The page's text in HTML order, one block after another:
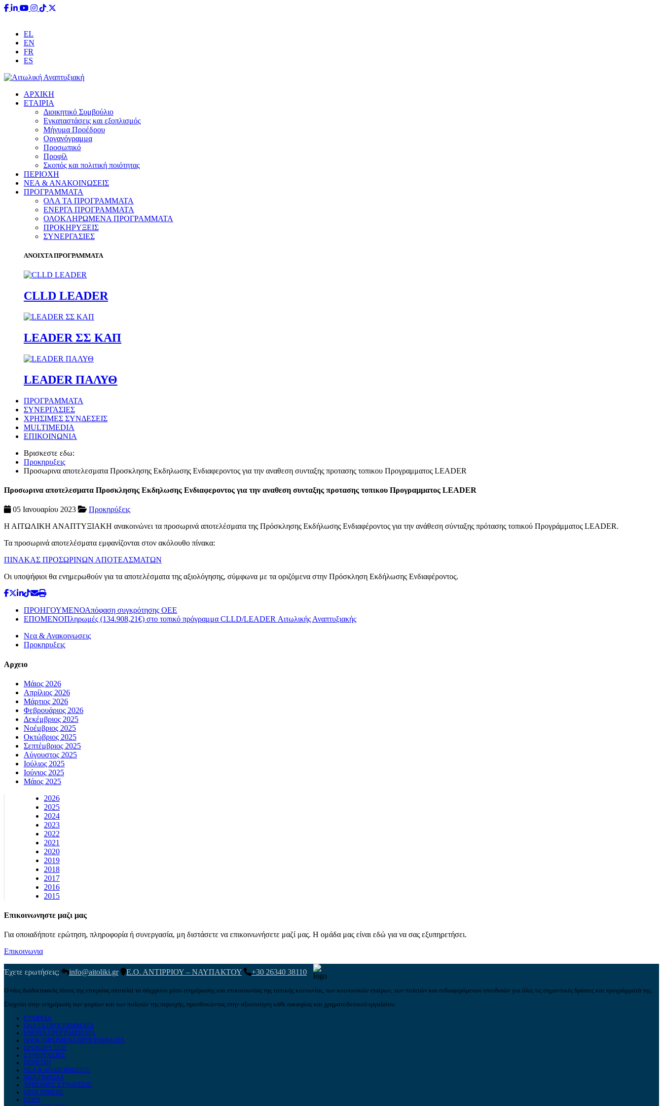
EL
EN
FR
ES
ΑΡΧΙΚΗ
ΕΤΑΙΡΙΑ
Διοικητικό Συμβούλιο
Εγκαταστάσεις και εξοπλισμός
Μήνυμα Προέδρου
Οργανόγραμμα
Προσωπικό
Προφίλ
Σκοπός και πολιτική ποιότητας
ΠΕΡΙΟΧΗ
ΝΕΑ & ΑΝΑΚΟΙΝΩΣΕΙΣ
ΠΡΟΓΡΑΜΜΑΤΑ
ΟΛΑ ΤΑ ΠΡΟΓΡΑΜΜΑΤΑ
ΕΝΕΡΓΑ ΠΡΟΓΡΑΜΜΑΤΑ
ΟΛΟΚΛΗΡΩΜΕΝΑ ΠΡΟΓΡΑΜΜΑΤΑ
ΠΡΟΚΗΡΥΞΕΙΣ
ΣΥΝΕΡΓΑΣΙΕΣ
ΑΝΟΙΧΤΑ ΠΡΟΓΡΑΜΜΑΤΑ
CLLD LEADER
LEADER ΣΣ ΚΑΠ
LEADER ΠΑΛΥΘ
ΠΡΟΓΡΑΜΜΑΤΑ
ΣΥΝΕΡΓΑΣΙΕΣ
ΧΡΗΣΙΜΕΣ ΣΥΝΔΕΣΕΙΣ
MULTIMEDIA
ΕΠΙΚΟΙΝΩΝΙΑ
Βρισκεστε εδω:
Προκηρυξεις
Προσωρινα αποτελεσματα Προσκλησης Εκδηλωσης Ενδιαφεροντος για την αναθεση συνταξης προτασης τοπικου Προγραμματος LEADER
Προσωρινα αποτελεσματα Προσκλησης Εκδηλωσης Ενδιαφεροντος για την αναθεση συνταξης προτασης τοπικου Προγραμματος LEADER
05 Ιανουαρίου 2023
Προκηρύξεις
Η ΑΙΤΩΛΙΚΗ ΑΝΑΠΤΥΞΙΑΚΗ ανακοινώνει τα προσωρινά αποτελέσματα της Πρόσκλησης Εκδήλωσης Ενδιαφέροντος για την ανάθεση σύνταξης πρότασης τοπικού Προγράμματος LEADER.
Τα προσωρινά αποτελέσματα εμφανίζονται στον ακόλουθο πίνακα:
ΠΙΝΑΚΑΣ ΠΡΟΣΩΡΙΝΩΝ ΑΠΟΤΕΛΣΜΑΤΩΝ
Οι υποψήφιοι θα ενημερωθούν για τα αποτελέσματα της αξιολόγησης, σύμφωνα με τα οριζόμενα στην Πρόσκληση Εκδήλωσης Ενδιαφέροντος.
ΠΡΟΗΓΟΥΜΕΝΟΑπόφαση συγκρότησης ΟΕΕ
ΕΠΟΜΕΝΟΠληρωμές (134.908,21€) στο τοπικό πρόγραμμα CLLD/LEADER Αιτωλικής Αναπτυξιακής
Νεα & Ανακοινωσεις
Προκηρυξεις
Αρχειο
Μάιος 2026
Απρίλιος 2026
Μάρτιος 2026
Φεβρουάριος 2026
Δεκέμβριος 2025
Νοέμβριος 2025
Οκτώβριος 2025
Σεπτέμβριος 2025
Αύγουστος 2025
Ιούλιος 2025
Ιούνιος 2025
Μάιος 2025
2026
2025
2024
2023
2022
2021
2020
2019
2018
2017
2016
2015
Επικοινωνηστε μαζι μας
Για οποιαδήποτε ερώτηση, πληροφορία ή συνεργασία, μη διστάσετε να επικοινωνήσετε μαζί μας. Η ομάδα μας είναι εδώ για να σας εξυπηρετήσει.
Επικοινωνια
Έχετε ερωτήσεις; info@aitoliki.gr Ε.Ο. ΑΝΤΙΡΡΙΟΥ – ΝΑΥΠΑΚΤΟΥ +30 26340 38110
Ο νέος διαδικτυακός τόπος της εταιρείας αποτελεί το σύγχρονο μέσο ενημέρωσης και επικοινωνίας της τοπικής κοινωνίας, των κοινωνικών εταίρων, των πολιτών και ενδιαφερόμενων επενδυτών για όλες τις σημαντικές δράσεις και προγράμματά της.
Στοχεύει στην ενημέρωση των φορέων και των πολιτών της περιοχής, προσδοκώντας στην αξιοποίηση κάθε ευκαιρίας και χρηματοδοτικού εργαλείου.
ΕΤΑΙΡΕΙΑ
ΟΛΑ ΤΑ ΠΡΟΓΡΑΜΜΑΤΑ
ΕΝΕΡΓΑ ΠΡΟΓΡΑΜΜΑΤΑ
ΟΛΟΚΛΗΡΩΜΕΝΑ ΠΡΟΓΡΑΜΜΑΤΑ
ΠΡΟΚΗΡΥΞΕΙΣ
ΣΥΝΕΡΓΑΣΙΕΣ
ΠΕΡΙΟΧΗ
ΝΕΑ & ΑΝΑΚΟΙΝΩΣΕΙΣ
MULTIMEDIA
ΧΡΗΣΙΜΕΣ ΣΥΝΔΕΣΕΙΣ
ΟΡΟΙ ΧΡΗΣΗΣ
GDPR